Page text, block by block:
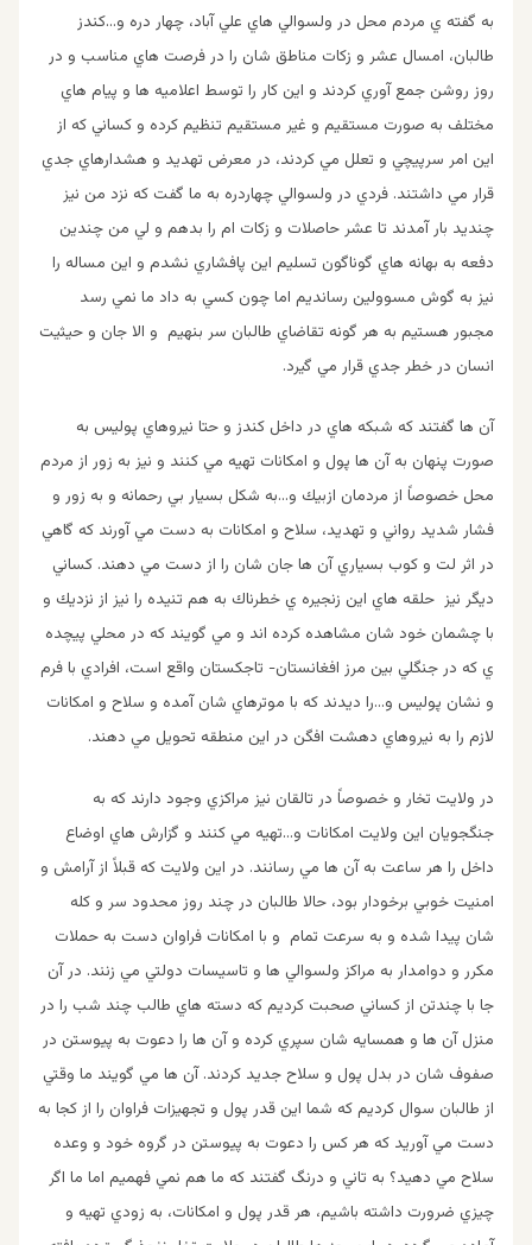
به گفته ي مردم محل در ولسوالي هاي علي آباد، چهار دره و…كندز
طالبان، امسال عشر و زكات مناطق شان را در فرصت هاي مناسب و در
روز روشن جمع آوري كردند و اين كار را توسط اعلاميه ها و پيام هاي
مختلف به صورت مستقيم و غير مستقيم تنظيم كرده و كساني كه از
اين امر سرپيچي و تعلل مي كردند، در معرض تهديد و هشدارهاي جدي
قرار مي داشتند. فردي در ولسوالي چهاردره به ما گفت كه نزد من نيز
چنديد بار آمدند تا عشر حاصلات و زكات ام را بدهم و لي من چندين
دفعه به بهانه هاي گوناگون تسليم اين پافشاري نشدم و اين مساله را
نيز به گوش مسوولين رسانديم اما چون كسي به داد ما نمي رسد
مجبور هستيم به هر گونه تقاضاي طالبان سر بنهيم و الا جان و حيثيت
انسان در خطر جدي قرار مي گيرد.
آن ها گفتند كه شبكه هاي در داخل كندز و حتا نيروهاي پوليس به
صورت پنهان به آن ها پول و امكانات تهيه مي كنند و نيز به زور از مردم
محل خصوصاً از مردمان ازبيك و…به شكل بسيار بي رحمانه و به زور و
فشار شديد رواني و تهديد، سلاح و امكانات به دست مي آورند كه گاهي
در اثر لت و كوب بسياري آن ها جان شان را از دست مي دهند. كساني
ديگر نيز حلقه هاي اين زنجيره ي خطرناك به هم تنيده را نيز از نزديك و
با چشمان خود شان مشاهده كرده اند و مي گويند كه در محلي پيچده
ي كه در جنگلي بين مرز افغانستان- تاجكستان واقع است، افرادي با فرم
و نشان پوليس و…را ديدند كه با موترهاي شان آمده و سلاح و امكانات
لازم را به نيروهاي دهشت افگن در اين منطقه تحويل مي دهند.
در ولايت تخار و خصوصاً در تالقان نيز مراكزي وجود دارند كه به
جنگجويان اين ولايت امكانات و…تهيه مي كنند و گزارش هاي اوضاع
داخل را هر ساعت به آن ها مي رسانند. در اين ولايت كه قبلاً از آرامش و
امنيت خوبي برخودار بود، حالا طالبان در چند روز محدود سر و كله
شان پيدا شده و به سرعت تمام و با امكانات فراوان دست به حملات
مكرر و دوامدار به مراكز ولسوالي ها و تاسيسات دولتي مي زنند. در آن
جا با چندتن از كساني صحبت كرديم كه دسته هاي طالب چند شب را در
منزل آن ها و همسايه شان سپري كرده و آن ها را دعوت به پيوستن در
صفوف شان در بدل پول و سلاح جديد كردند. آن ها مي گويند ما وقتي
از طالبان سوال كرديم كه شما اين قدر پول و تجهيزات فراوان را از كجا به
دست مي آوريد كه هر كس را دعوت به پيوستن در گروه خود و وعده
سلاح مي دهيد؟ به تاني و درنگ گفتند كه ما هم نمي فهميم اما ما اگر
چيزي ضرورت داشته باشيم، هر قدر پول و امكانات، به زودي تهيه و